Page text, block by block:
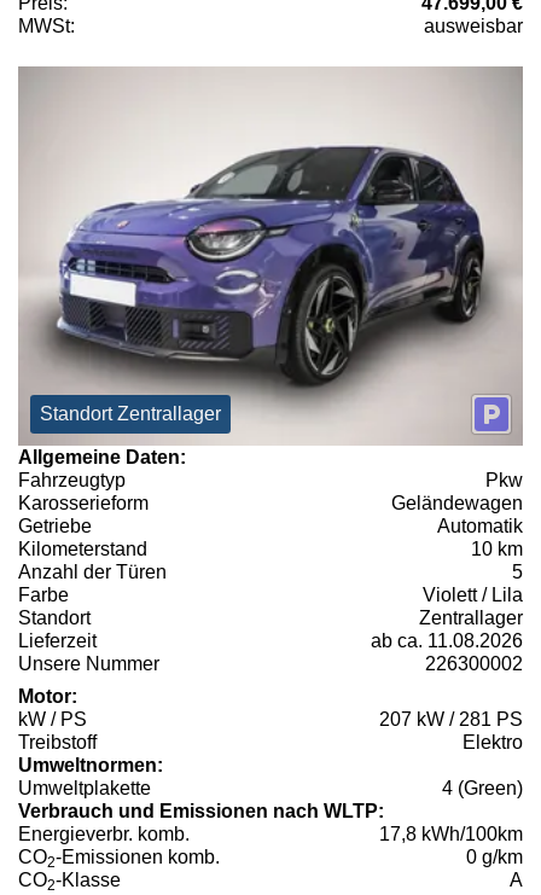
MWSt:
ausweisbar
Standort Zentrallager
Allgemeine Daten:
Fahrzeugtyp
Pkw
Karosserieform
Geländewagen
Getriebe
Automatik
Kilometerstand
10 km
Anzahl der Türen
5
Farbe
Violett / Lila
Standort
Zentrallager
Lieferzeit
ab ca. 11.08.2026
Unsere Nummer
226300002
Motor:
kW / PS
207 kW / 281 PS
Treibstoff
Elektro
Umweltnormen:
Umweltplakette
4 (Green)
Verbrauch und Emissionen nach WLTP:
Energieverbr. komb.
17,8 kWh/100km
CO2-Emissionen komb.
0 g/km
CO2-Klasse A